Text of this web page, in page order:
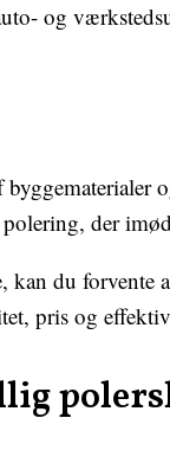
og
der
du
pris og